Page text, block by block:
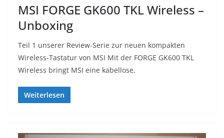
MSI FORGE GK600 TKL Wireless –
Unboxing
Teil 1 unserer Review-Serie zur neuen kompakten
Wireless-Tastatur von MSI Mit der FORGE GK600 TKL
Wireless bringt MSI eine kabellose,
Weiterlesen